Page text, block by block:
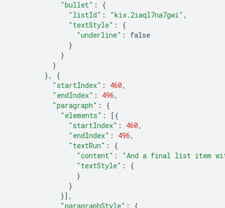
"bullet" :
{
"listId" : "kix.2iaql7na7gwi" ,
"textStyle" :
{
"underline" :
false
}
}
}
},
{
"startIndex" : 460,
"endIndex" : 496,
"paragraph" :
{
"elements" :
[{
"startIndex" : 460,
"endIndex" : 496,
"textRun" :
{
"content" :
"And a final list item
"textStyle" :
{
}
}
}],
"paragraphStyle" :
{